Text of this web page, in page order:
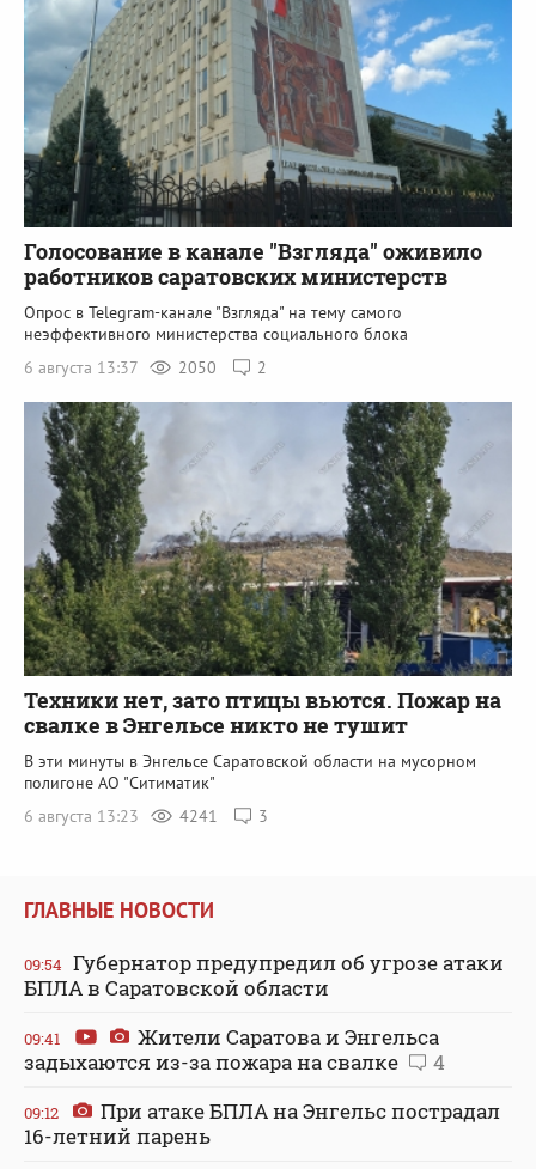
Голосование в канале "Взгляда" оживило
работников саратовских министерств
Опрос в Telegram-канале "Взгляда" на тему самого
неэффективного министерства социального блока
6 августа 13:37
2050 2
Техники нет, зато птицы вьются. Пожар на
свалке в Энгельсе никто не тушит
В эти минуты в Энгельсе Саратовской области на мусорном
полигоне АО "Ситиматик"
6 августа 13:23
4241 3
ГЛАВНЫЕ НОВОСТИ
09:54 Губернатор предупредил об угрозе атаки
БПЛА в Саратовской области
09:41
Жители Саратова и Энгельса
задыхаются из-за пожара на свалке
4
09:12
При атаке БПЛА на Энгельс пострадал
16-летний парень